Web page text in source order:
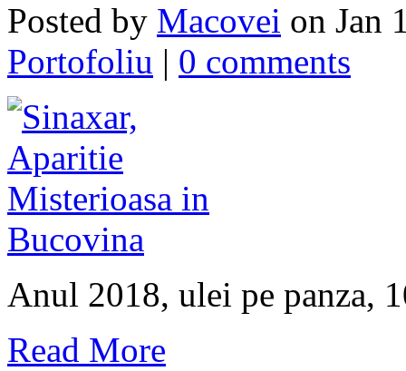
Posted by Macovei on Jan
Portofoliu | 0 comments
Anul 2018, ulei pe panza,
Read More